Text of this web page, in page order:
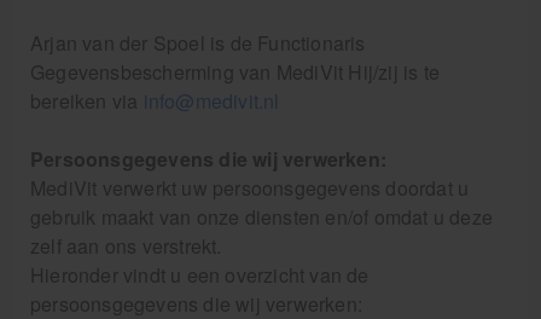
Arjan van der Spoel is de Functionaris
Gegevensbescherming van MediVit Hij/zij is te
bereiken via info@medivit.nl
Persoonsgegevens die wij verwerken:
MediVit verwerkt uw persoonsgegevens doordat u
gebruik maakt van onze diensten en/of omdat u deze
zelf aan ons verstrekt.
Hieronder vindt u een overzicht van de
persoonsgegevens die wij verwerken: